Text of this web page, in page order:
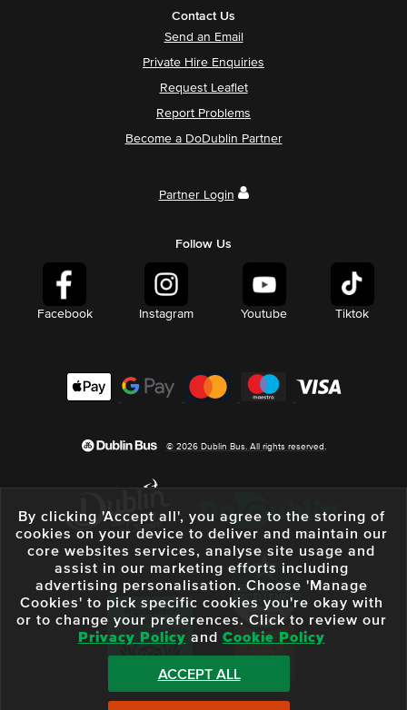
Contact Us
Send an Email
Private Hire Enquiries
Request Leaflet
Report Problems
Become a DoDublin Partner
Partner Login
Follow Us
Facebook Instagram Youtube Tiktok
© 2026 Dublin Bus. All rights reserved.
By clicking 'Accept all', you agree to the storing of
cookies on your device to deliver and maintain our
core websites services, analyse site usage and
assist in our marketing efforts including
advertising personalisation. Choose 'Manage
Cookies' to pick specific cookies you're okay with
or to change your preferences. Click to review our
Privacy Policy and Cookie Policy
ACCEPT ALL